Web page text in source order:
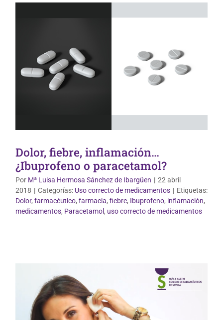
Dolor, fiebre, inflamación…
¿Ibuprofeno o paracetamol?
Por Mª Luisa Hermosa Sánchez de Ibargüen | 22 abril
2018 | Categorías: Uso correcto de medicamentos | Etiquetas:
Dolor, farmacéutico, farmacia, fiebre, Ibuprofeno, inflamación,
medicamentos, Paracetamol, uso correcto de medicamentos
Óptica y Acústica